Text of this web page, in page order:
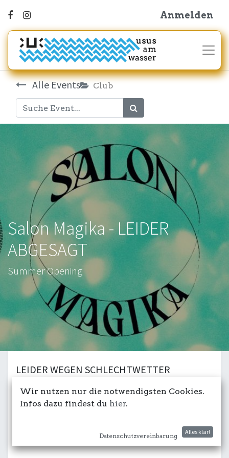
Anmelden
Alle Events Club
Salon Magika - LEIDER
ABGESAGT
Summer Opening
LEIDER WEGEN SCHLECHTWETTER
Spring has arrived, let's open this new
exciting chapter!
Reawaken the dancing spirit with the Magika
Family on the USUS am Wasser deck.
Wir nutzen nur die notwendigsten Cookies.
Infos dazu findest du hier.
Datenschutzvereinbarung
Alles klar!